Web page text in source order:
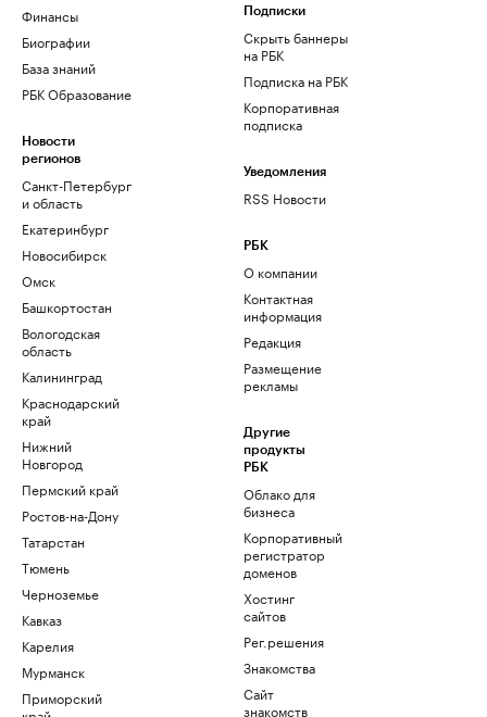
Финансы
Биографии
База знаний
РБК Образование
Новости
регионов
Санкт-Петербург
и область
Екатеринбург
Новосибирск
Омск
Башкортостан
Вологодская
область
Калининград
Краснодарский
край
Нижний
Новгород
Пермский край
Ростов-на-Дону
Татарстан
Тюмень
Черноземье
Кавказ
Карелия
Мурманск
Приморский
Подписки
Скрыть баннеры
на РБК
Подписка на РБК
Корпоративная
подписка
Уведомления
RSS Новости
РБК
О компании
Контактная
информация
Редакция
Размещение
рекламы
Другие
продукты
РБК
Облако для
бизнеса
Корпоративный
регистратор
доменов
Хостинг
сайтов
Рег.решения
Знакомства
Сайт
знакомств